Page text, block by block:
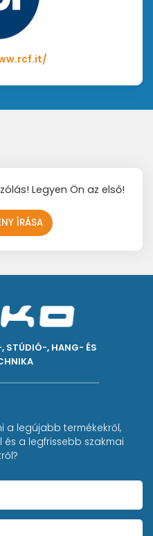
Legyen Ön az első!
ÍRÁSA
STÚDIÓ-, HANG- ÉS
a legújabb termékekről,
és a legfrissebb szakmai